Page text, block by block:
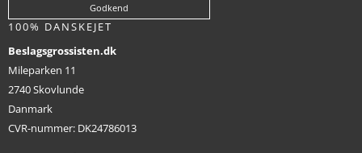
Godkend
100% DANSKEJET
Beslagsgrossisten.dk
Mileparken 11
2740 Skovlunde
Danmark
CVR-nummer: DK24786013